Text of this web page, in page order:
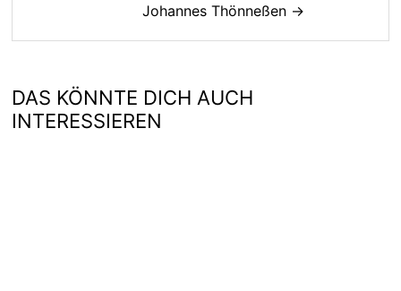
Johannes Thönneßen →
DAS KÖNNTE DICH AUCH
INTERESSIEREN